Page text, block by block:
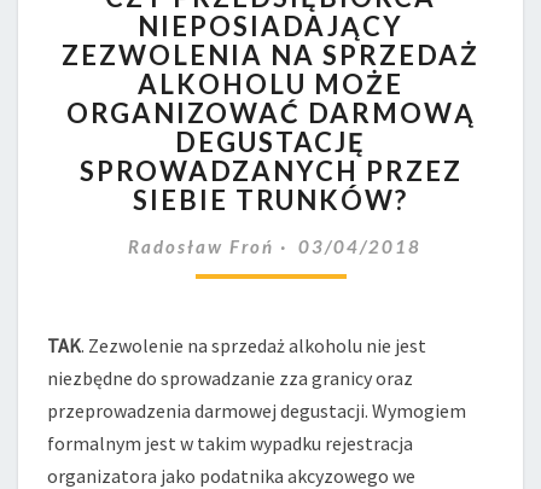
NIEPOSIADAJĄCY
ZEZWOLENIA
NA
SPRZEDAŻ
ALKOHOLU
MOŻE
ORGANIZOWAĆ
DARMOWĄ
DEGUSTACJĘ
TRUNKÓW?
NIEPOSIADAJĄCY
ZEZWOLENIA NA SPRZEDAŻ
ALKOHOLU MOŻE
ORGANIZOWAĆ DARMOWĄ
DEGUSTACJĘ
SPROWADZANYCH PRZEZ
SIEBIE TRUNKÓW?
Radosław Froń 03/04/2018
TAK. Zezwolenie na sprzedaż alkoholu nie jest
niezbędne do sprowadzanie zza granicy oraz
przeprowadzenia darmowej degustacji. Wymogiem
formalnym jest w takim wypadku rejestracja
organizatora jako podatnika akcyzowego we